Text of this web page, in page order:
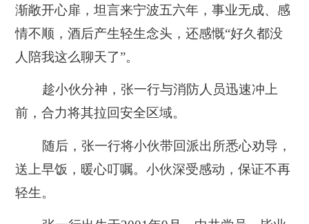
渐敞开心扉，坦言来宁波五六年，事业无成、感
情不顺，酒后产生轻生念头，还感慨“好久都没
人陪我这么聊天了”。
趁小伙分神，张一行与消防人员迅速冲上
前，合力将其拉回安全区域。
随后，张一行将小伙带回派出所悉心劝导，
送上早饭，暖心叮嘱。小伙深受感动，保证不再
轻生。